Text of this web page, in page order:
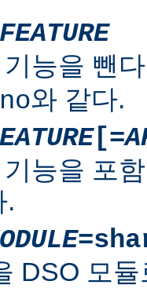
FEATURE
기능을 뺀
와 같다.
[=
기능을 포
.
DSO 모